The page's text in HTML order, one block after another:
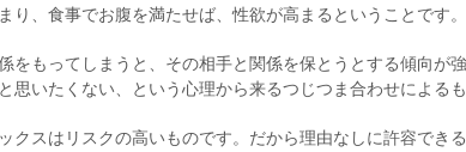
り、食事でお腹を満たせば、性欲が高まるということです。
をもってしまうと、その相手と関係を保とうとする傾向が
思いたくない、という心理から来るつじつま合わせによるも
クスはリスクの高いものです。だから理由なしに許容でき